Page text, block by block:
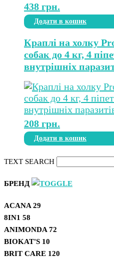
438 грн.
Додати в кошик
Краплі на холку
собак до 4 кг, 4
внутрішніх
208 грн.
Додати в кошик
TEXT SEARCH
БРЕНД
ACANA 29
8IN1 58
ANIMONDA 72
BIOKAT'S 10
BRIT CARE 120